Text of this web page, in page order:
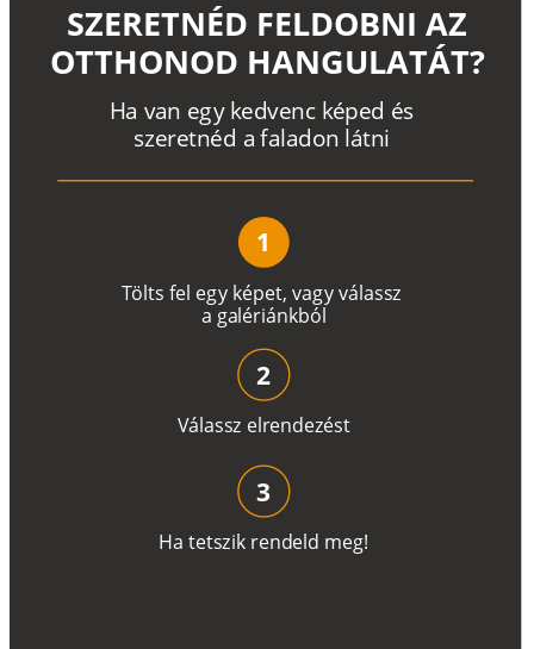
Tölts fel egy képet, vagyválassz
a galériánkból
Ha van egy kedvenc képed és
szeretnéd a faladon látni
SZERETNÉD FELDOBNI AZ
OTTHONOD HANGULATÁT?
1
Válassz elrendezést
2
Ha tetszik rendeld meg!
3